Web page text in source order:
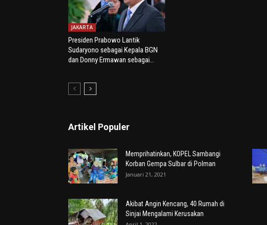
JAKARTA
Presiden Prabowo Lantik
Sudaryono sebagai Kepala BGN
dan Donny Ermawan sebagai...
Artikel Populer
Memprihatinkan, KOPEL Sambangi
Korban Gempa Sulbar di Polman
Januari 21, 2021
Akibat Angin Kencang, 40 Rumah di
Sinjai Mengalami Kerusakan